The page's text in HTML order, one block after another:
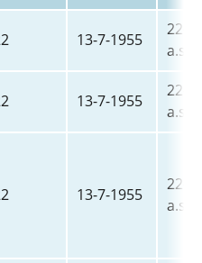
13-7-1955
22-
a.s.
13-7-1955
22-
a.s.
13-7-1955
22-
a.s.